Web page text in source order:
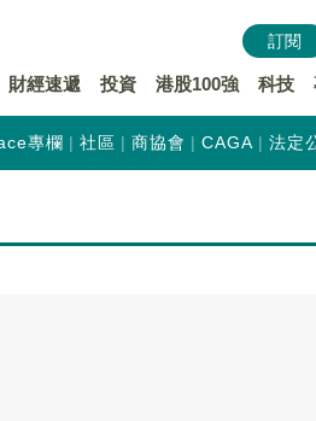
財經速遞 投資 港股100強 科技
訂閱
專欄 社區 商協會 CAGA 法定